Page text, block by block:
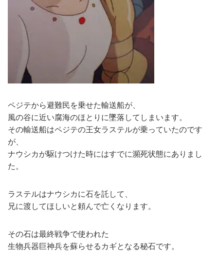
ペジテから避難民を乗せた輸送船が、
風の谷に近い腐海のほとりに墜落してしまいます。
その輸送船はペジテの王女ラステルが乗っていたのです
が、
ナウシカが駆けつけた時にはすでに瀕死状態にありまし
た。
ラステルはナウシカに石を託して、
兄に渡してほしいと頼んで亡くなります。
その石は最終戦争で使われた
生物兵器巨神兵を蘇らせるカギとなる秘石です。